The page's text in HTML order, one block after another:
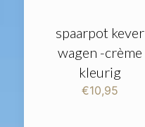
spaarpot kever
wagen -crème
kleurig
€10,95